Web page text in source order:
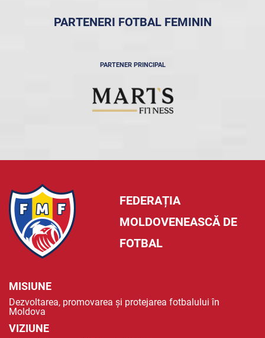
PARTENERI FOTBAL FEMININ
PARTENER PRINCIPAL
FEDERAȚIA
MOLDOVENEASCĂ DE
FOTBAL
MISIUNE
Dezvoltarea, promovarea și protejarea fotbalului în
Moldova
VIZIUNE